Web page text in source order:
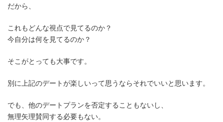
だから、
これもどんな視点で見てるのか？
今自分は何を見てるのか？
そこがとっても大事です。
別に上記のデートが楽しいって思うならそれでいいと思います。
でも、他のデートプランを否定することもないし、
無理矢理賛同する必要もない。